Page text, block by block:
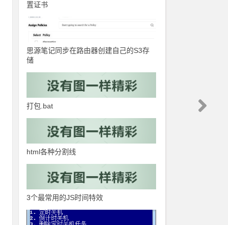
置证书
思源笔记同步在路由器创建自己的S3存
储
打包.bat
html各种分割线
3个最常用的JS时间特效